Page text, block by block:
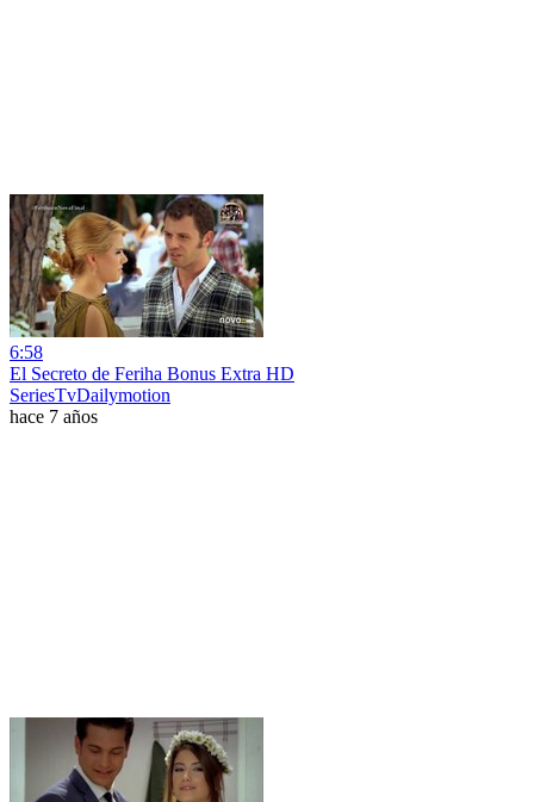
6:58
El Secreto de Feriha Bonus Extra HD
SeriesTvDailymotion
hace 7 años